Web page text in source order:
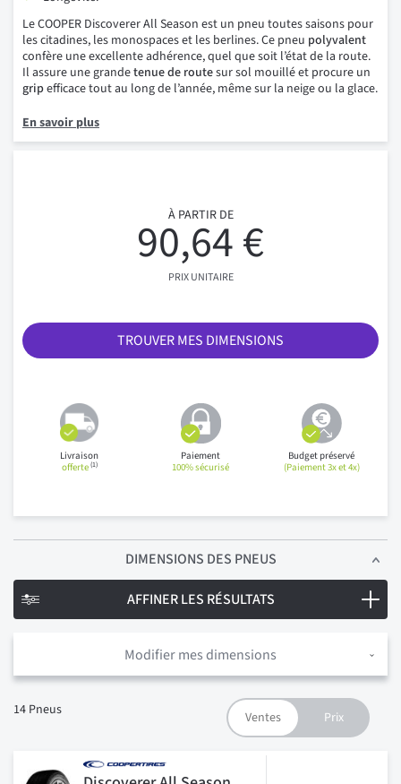
Le COOPER Discoverer All Season est un pneu toutes saisons pour
les citadines, les monospaces et les berlines. Ce pneu polyvalent
confère une excellente adhérence, quel que soit l’état de la route.
Il assure une grandetenue de routesur sol mouillé et procure un
gripefficace tout au long de l’année, même sur la neige ou la glace.
En savoir plus
À PARTIR DE
90,64 €
PRIX UNITAIRE
TROUVER MES DIMENSIONS
Livraison
offerte(1)
Paiement
100% sécurisé
Budget préservé
(Paiement 3x et 4x)
DIMENSIONS DES PNEUS
Modifier mes dimensions
14 Pneus
AFFINER LES RÉSULTATS